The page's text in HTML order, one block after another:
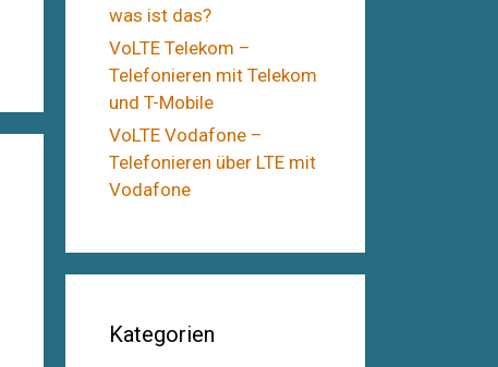
was ist das?
VoLTE Telekom –
Telefonieren mit Telekom
und T-Mobile
VoLTE Vodafone –
Telefonieren über LTE mit
Vodafone
Kategorien